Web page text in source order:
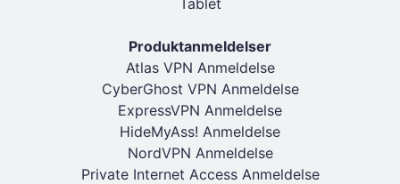
Tablet
Produktanmeldelser
Atlas VPN Anmeldelse
CyberGhost VPN Anmeldelse
ExpressVPN Anmeldelse
HideMyAss! Anmeldelse
NordVPN Anmeldelse
Private Internet Access Anmeldelse